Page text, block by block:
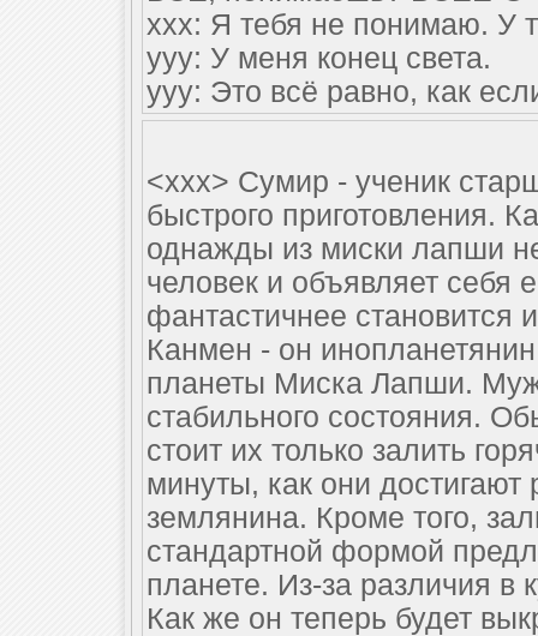
xxx: Я тебя не понимаю. У
yyy: У меня конец света.
yyy: Это всё равно, как
<xxx> Сумир - ученик
быстрого приготовления.
однажды из миски лапши
человек и объявляет
фантастичнее становится
Канмен - он
планеты Миска Лапши.
стабильного состояния.
стоит их только залить
минуты, как они достигают
землянина. Кроме того,
стандартной формой
планете. Из-за различия в
Как же он теперь будет